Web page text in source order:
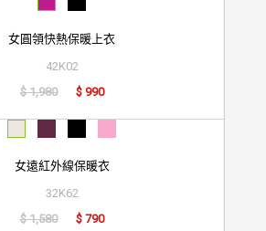
女圓領快熱保暖上衣
42K02
$ 1,980
$ 990
女遠紅外線保暖衣
32K62
$ 1,580
$ 790